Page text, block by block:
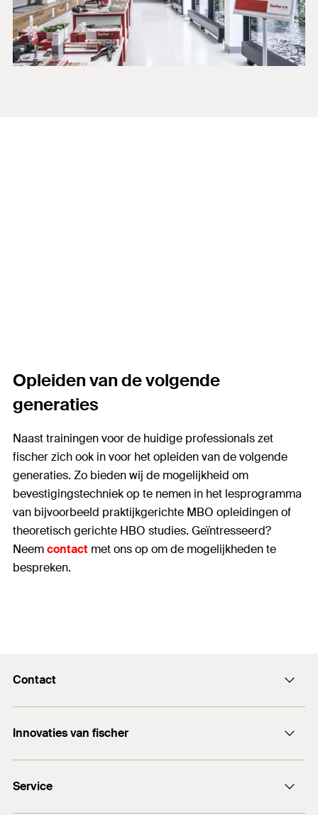
Opleiden van de volgende
generaties
Naast trainingen voor de huidige professionals zet
fischer zich ook in voor het opleiden van de volgende
generaties. Zo bieden wij de mogelijkheid om
bevestigingstechniek op te nemen in het lesprogramma
van bijvoorbeeld praktijkgerichte MBO opleidingen of
theoretisch gerichte HBO studies. Geïntresseerd?
Neemcontact met ons op om de mogelijkheden te
bespreken.
Contact
info@fischer.nl
+31 35 6 95 66 66
Innovaties van fischer
DuoSeal
Service